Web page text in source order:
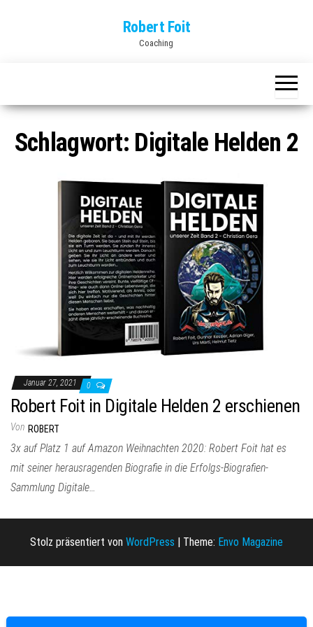
Robert Foit
Coaching
Schlagwort: Digitale Helden 2
Januar 27, 2021 0
Robert Foit in Digitale Helden 2 erschienen
Von ROBERT
3x auf Platz 1 auf Amazon Weihnachten 2020: Robert Foit hat es
mit seiner herausragenden Biografie in die Erfolgs-Biografien-
Sammlung Digitale…
Stolz präsentiert von WordPress Theme: Envo Magazine